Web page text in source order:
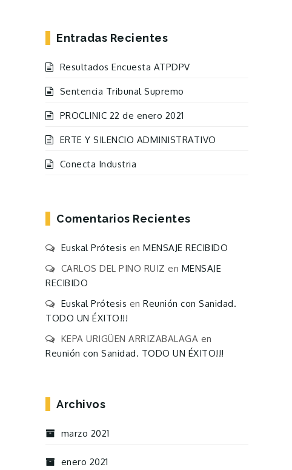
Entradas Recientes
Resultados Encuesta ATPDPV
Sentencia Tribunal Supremo
PROCLINIC 22 de enero 2021
ERTE Y SILENCIO ADMINISTRATIVO
Conecta Industria
Comentarios Recientes
Euskal Prótesis en MENSAJE RECIBIDO
CARLOS DEL PINO RUIZ en MENSAJE
RECIBIDO
Euskal Prótesis en Reunión con Sanidad.
TODO UN ÉXITO!!!
KEPA URIGÜEN ARRIZABALAGA en
Reunión con Sanidad. TODO UN ÉXITO!!!
Archivos
marzo 2021
enero 2021